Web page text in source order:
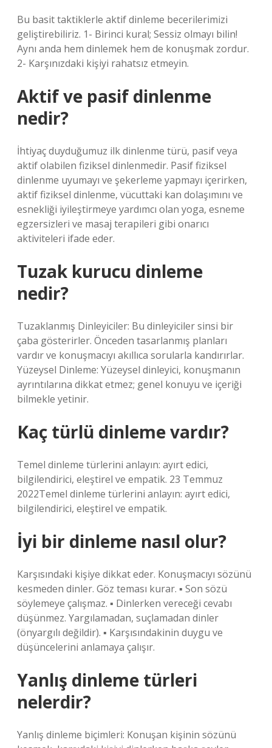
Bu basit taktiklerle aktif dinleme becerilerimizi
geliştirebiliriz. 1- Birinci kural; Sessiz olmayı bilin!
Aynı anda hem dinlemek hem de konuşmak zordur.
2- Karşınızdaki kişiyi rahatsız etmeyin.
Aktif ve pasif dinlenme
nedir?
İhtiyaç duyduğumuz ilk dinlenme türü, pasif veya
aktif olabilen fiziksel dinlenmedir. Pasif fiziksel
dinlenme uyumayı ve şekerleme yapmayı içerirken,
aktif fiziksel dinlenme, vücuttaki kan dolaşımını ve
esnekliği iyileştirmeye yardımcı olan yoga, esneme
egzersizleri ve masaj terapileri gibi onarıcı
aktiviteleri ifade eder.
Tuzak kurucu dinleme
nedir?
Tuzaklanmış Dinleyiciler: Bu dinleyiciler sinsi bir
çaba gösterirler. Önceden tasarlanmış planları
vardır ve konuşmacıyı akıllıca sorularla kandırırlar.
Yüzeysel Dinleme: Yüzeysel dinleyici, konuşmanın
ayrıntılarına dikkat etmez; genel konuyu ve içeriği
bilmekle yetinir.
Kaç türlü dinleme vardır?
Temel dinleme türlerini anlayın: ayırt edici,
bilgilendirici, eleştirel ve empatik. 23 Temmuz
2022Temel dinleme türlerini anlayın: ayırt edici,
bilgilendirici, eleştirel ve empatik.
İyi bir dinleme nasıl olur?
Karşısındaki kişiye dikkat eder. Konuşmacıyı sözünü
kesmeden dinler. Göz teması kurar. ▪ Son sözü
söylemeye çalışmaz. ▪ Dinlerken vereceği cevabı
düşünmez. Yargılamadan, suçlamadan dinler
(önyargılı değildir). ▪ Karşısındakinin duygu ve
düşüncelerini anlamaya çalışır.
Yanlış dinleme türleri
nelerdir?
Yanlış dinleme biçimleri: Konuşan kişinin sözünü